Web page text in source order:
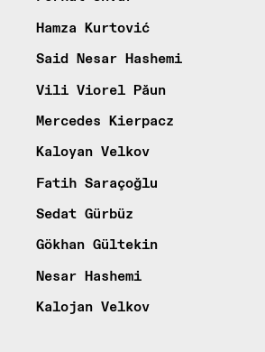
Hamza Kurtović
Said Nesar Hashemi
Vili Viorel Păun
Mercedes Kierpacz
Kaloyan Velkov
Fatih Saraçoğlu
Sedat Gürbüz
Gökhan Gültekin
Nesar Hashemi
Kalojan Velkov